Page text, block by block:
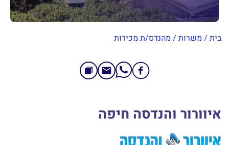
בית / משרות / מהנדס/ת מכירות
איוורור והנדסה חיפה